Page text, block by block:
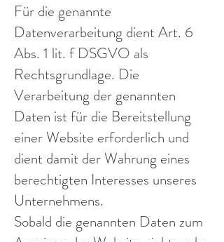
Für die genannte
Datenverarbeitung dient Art. 6
Abs. 1 lit. f DSGVO als
Rechtsgrundlage. Die
Verarbeitung der genannten
Daten ist für die Bereitstellung
einer Website erforderlich und
dient damit der Wahrung eines
berechtigten Interesses unseres
Unternehmens.
Sobald die genannten Daten zum